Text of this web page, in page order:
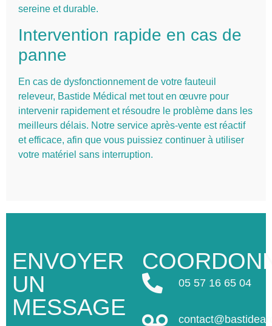
sereine et durable.
Intervention rapide en cas de
panne
En cas de dysfonctionnement de votre fauteuil
releveur, Bastide Médical met tout en œuvre pour
intervenir rapidement et résoudre le problème dans les
meilleurs délais. Notre service après-vente est réactif
et efficace, afin que vous puissiez continuer à utiliser
votre matériel sans interruption.
ENVOYER
UN
MESSAGE
05 57 16 65 04